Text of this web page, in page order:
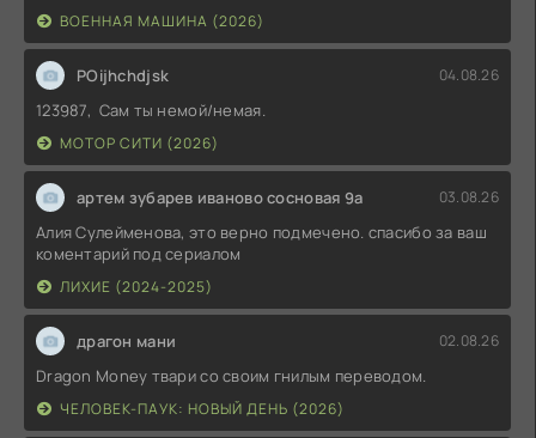
ВОЕННАЯ МАШИНА (2026)
POijhchdjsk 04.08.26
123987, Сам ты немой/немая.
МОТОР СИТИ (2026)
артем зубарев иваново сосновая 9а 03.08.26
Алия Сулейменова, это верно подмечено. спасибо за ваш
коментарий под сериалом
ЛИХИЕ (2024-2025)
драгон мани 02.08.26
Dragon Money твари со своим гнилым переводом.
ЧЕЛОВЕК-ПАУК: НОВЫЙ ДЕНЬ (2026)